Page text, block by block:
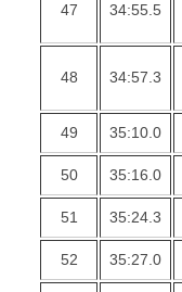
47 34:55.5
48 34:57.3
49 35:10.0
50 35:16.0
51 35:24.3
52 35:27.0